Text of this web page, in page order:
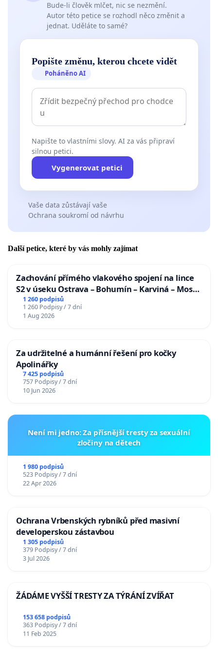
Bude-li člověk mlčet, nic se nezmění.
Autor této petice se rozhodl něco změnit a
jednat. Uděláte to samé?
Popište změnu, kterou chcete vidět
Poháněno AI
Napište to vlastními slovy. AI za vás připraví
silnou petici.
Vygenerovat petici
Vaše data zůstávají vaše
Ochrana soukromí od návrhu
Další petice, které by vás mohly zajímat
Zachování přímého vlakového spojení na lince
S2 v úseku Ostrava – Bohumín – Karviná – Mosty
u Jablunkova
1 260 podpisů
1 260 Podpisy / 7 dní
1 Aug 2026
Za udržitelné a humánní řešení pro kočky
Apolinářky
7 425 podpisů
757 Podpisy / 7 dní
10 Jun 2026
Není mi jedno: Za přísnější tresty za sexuální
zločiny na dětech
1 980 podpisů
523 Podpisy / 7 dní
22 Apr 2026
Ochrana Vrbenských rybníků před masivní
developerskou zástavbou
1 305 podpisů
379 Podpisy / 7 dní
3 Jul 2026
ŽÁDÁME VYŠŠÍ TRESTY ZA TÝRÁNÍ ZVÍŘAT
153 658 podpisů
363 Podpisy / 7 dní
11 Feb 2025